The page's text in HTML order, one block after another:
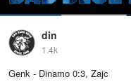
din
1.4k
Genk - Dinamo 0:3, Zajc